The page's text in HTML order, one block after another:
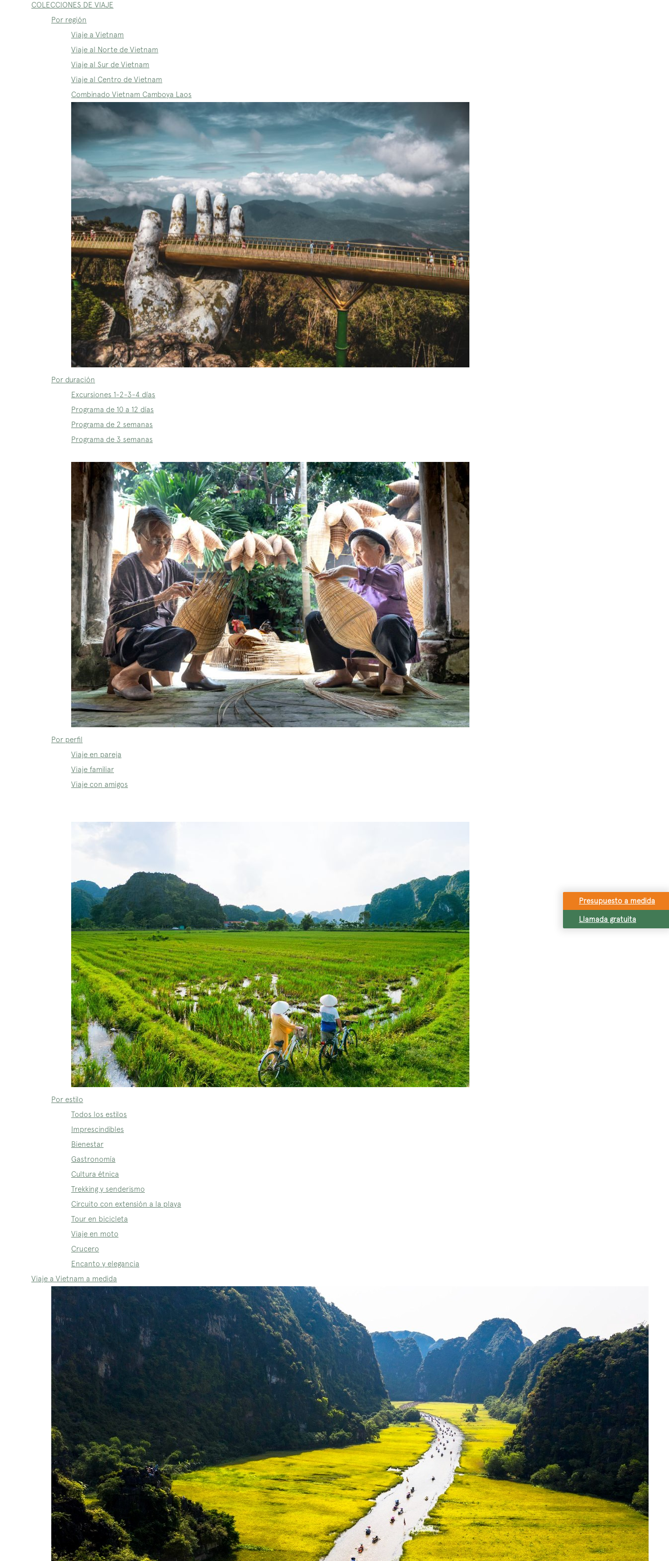
COLECCIONES DE VIAJE
Por región
Viaje a Vietnam
Viaje al Norte de Vietnam
Viaje al Sur de Vietnam
Viaje al Centro de Vietnam
Combinado Vietnam Camboya Laos
Por duración
Excursiones 1-2-3-4 días
Programa de 10 a 12 días
Programa de 2 semanas
Programa de 3 semanas
Por perfil
Viaje en pareja
Viaje familiar
Viaje con amigos
Por estilo
Todos los estilos
Imprescindibles
Bienestar
Gastronomía
Cultura étnica
Trekking y senderismo
Circuito con extensión a la playa
Tour en bicicleta
Viaje en moto
Crucero
Encanto y elegancia
Viaje a Vietnam a medida
Presupuesto a medida
Llamada gratuita